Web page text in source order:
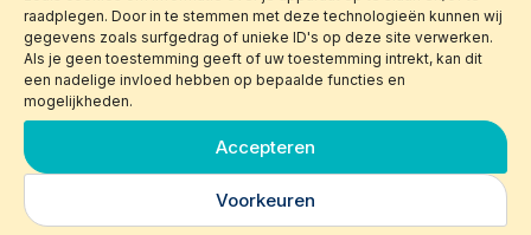
raadplegen. Door in te stemmen met deze technologieën kunnen wij
gegevens zoals surfgedrag of unieke ID's op deze site verwerken.
Als je geen toestemming geeft of uw toestemming intrekt, kan dit
een nadelige invloed hebben op bepaalde functies en
mogelijkheden.
Accepteren
Voorkeuren
Mocht je meer willen weten over Victor, check dan zijn
Linkedin profielof bezoek zijn sitesFiscanet en
NLFiscaal.
Wil je met Moneypenny sparren over de mogelijkheden
om flexibele werkvormen in jouw organisatie toe te
passen? Neem dan contact op met
(06-51222840) ofSusan Smulders(06-45766097.